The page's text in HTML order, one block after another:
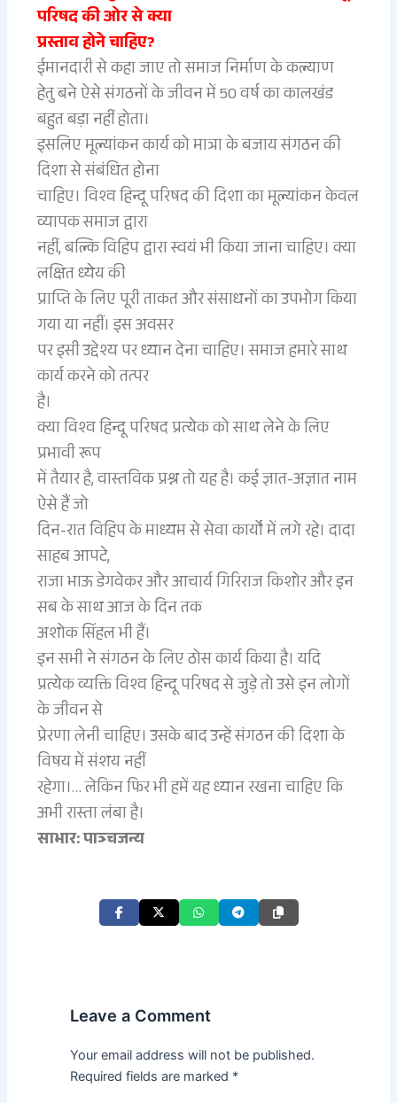
परिषद की ओर से क्या
प्रस्ताव होने चाहिए?
ईमानदारी से कहा जाए तो समाज निर्माण के कल्याण
हेतु बने ऐसे संगठनों के जीवन में 50 वर्ष का कालखंड
बहुत बड़ा नहीं होता।
इसलिए मूल्यांकन कार्य को मात्रा के बजाय संगठन की
दिशा से संबंधित होना
चाहिए। विश्व हिन्दू परिषद की दिशा का मूल्यांकन केवल
व्यापक समाज द्वारा
नहीं, बल्कि विहिप द्वारा स्वयं भी किया जाना चाहिए। क्या
लक्षित ध्येय की
प्राप्ति के लिए पूरी ताकत और संसाधनों का उपभोग किया
गया या नहीं। इस अवसर
पर इसी उद्देश्य पर ध्यान देना चाहिए। समाज हमारे साथ
कार्य करने को तत्पर
है।
क्या विश्व हिन्दू परिषद प्रत्येक को साथ लेने के लिए
प्रभावी रूप
में तैयार है, वास्तविक प्रश्न तो यह है। कई ज्ञात-अज्ञात नाम
ऐसे हैं जो
दिन-रात विहिप के माध्यम से सेवा कार्यों में लगे रहे। दादा
साहब आपटे,
राजा भाऊ डेगवेकर और आचार्य गिरिराज किशोर और इन
सब के साथ आज के दिन तक
अशोक सिंहल भी हैं।
इन सभी ने संगठन के लिए ठोस कार्य किया है। यदि
प्रत्येक व्यक्ति विश्व हिन्दू परिषद से जुड़े तो उसे इन लोगों
के जीवन से
प्रेरणा लेनी चाहिए। उसके बाद उन्हें संगठन की दिशा के
विषय में संशय नहीं
रहेगा।… लेकिन फिर भी हमें यह ध्यान रखना चाहिए कि
अभी रास्ता लंबा है।
साभार: पाञ्चजन्य
Leave a Comment
Your email address will not be published.
Required fields are marked *